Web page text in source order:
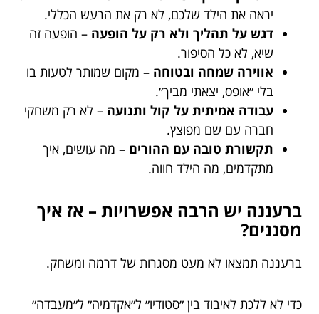
יראה את הילד שלכם, לא רק את הרעש הכללי.
דגש על תהליך ולא רק על הופעה – הופעה זה
שיא, לא כל הסיפור.
אווירה שמחה ובטוחה – מקום שמותר לטעות בו
בלי ״אופס, יצאתי מביך״.
עבודה אמיתית על קול ותנועה – לא רק משחקי
חברה עם שם מפוצץ.
תקשורת טובה עם ההורים – מה עושים, איך
מתקדמים, מה הילד חווה.
ברעננה יש הרבה אפשרויות – אז איך
מסננים?
ברעננה תמצאו לא מעט מסגרות של דרמה ומשחק.
כדי לא ללכת לאיבוד בין ״סטודיו״ ל״אקדמיה״ ל״מעבדה״